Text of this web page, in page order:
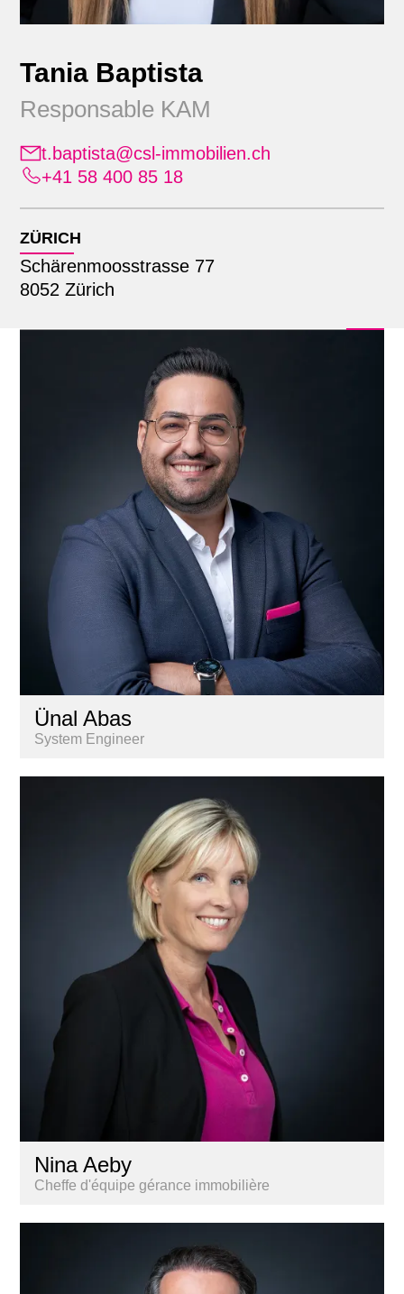
Tania Baptista
Responsable KAM
t.baptista@csl-immobilien.ch
+41 58 400 85 18
ZÜRICH
Schärenmoosstrasse 77
8052 Zürich
Alle
Administration
Apprenants
Comptabilité immobilière
Direction générale élargie
Finance & comptabilité
Marketing & communication
Personnel
Recherche & Analyse de marché
Services aux propriétaires
Emplacement
Alle
Ünal Abas
System Engineer
Nina Aeby
Cheffe d'équipe gérance immobilière